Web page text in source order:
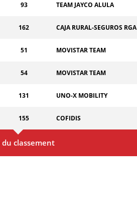
93 TEAM JAYCO ALULA
162 CAJA RURAL-SEGUROS RGA
51 MOVISTAR TEAM
54 MOVISTAR TEAM
131 UNO-X MOBILITY
155 COFIDIS
du classement